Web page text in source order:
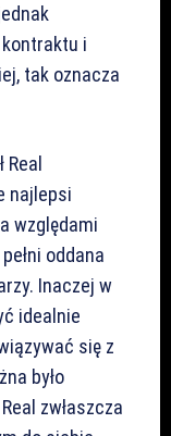
i
tak oznacza
Real
najlepsi
względami
oddana
Inaczej w
idealnie
się z
było
zwłaszcza